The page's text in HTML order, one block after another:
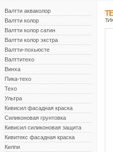
Валтти акваколор
Валтти колор
Валтти колор сатин
Валтти колор экстра
Валтти-похьюсте
Валттитехо
Винха
Пика-техо
Техо
Ультра
Кивисил фасадная краска
Силиконовая грунтовка
Кивисил силиконовая защита
Кивитекс фасадная краска
Килпи